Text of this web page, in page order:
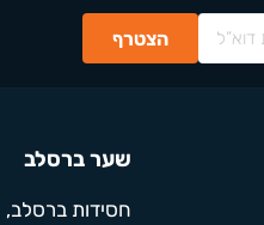
שער ברסלב
חסידות ברסלב,